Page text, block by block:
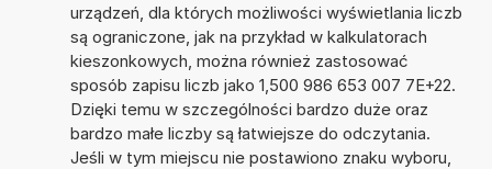
urządzeń, dla których możliwości wyświetlania liczb
są ograniczone, jak na przykład w kalkulatorach
kieszonkowych, można również zastosować
sposób zapisu liczb jako 1,500 986 653 007 7E+22.
Dzięki temu w szczególności bardzo duże oraz
bardzo małe liczby są łatwiejsze do odczytania.
Jeśli w tym miejscu nie postawiono znaku wyboru,